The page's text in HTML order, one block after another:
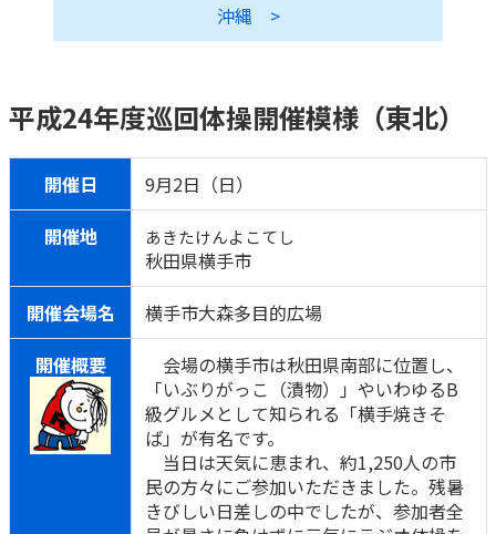
ご契約内容の確認
お客さまに関する情報等の確認の取り組み
各種サービス・お知らせ
かんぽプラチナライフサービス
ご契約のしおり・約款（Web約款）
保険用語集
お問い合わせ
保険の探し方のポイント
ご契約手続きの流れ
保険料のお払込方法
保険用語集
お問い合わせ
健康情報
かんぽアプリ～かんぽの健康と安心を手のひらに～
すこやか健康ラボ
株主・投資家のみなさまへ
日本郵政グループとしての取り組み
CM・オウンドメディア／ソーシャルメディア
かんぽブランド
かんぽ生命のサステナビリティ
沖縄 >
平成24年度巡回体操開催模様（東北）
開催日
9月2日（日）
開催地
あきたけんよこてし
秋田県横手市
開催会場名
横手市大森多目的広場
開催概要
会場の横手市は秋田県南部に位置し、
「いぶりがっこ（漬物）」やいわゆるB
級グルメとして知られる「横手焼きそ
ば」が有名です。
当日は天気に恵まれ、約1,250人の市
民の方々にご参加いただきました。残暑
きびしい日差しの中でしたが、参加者全